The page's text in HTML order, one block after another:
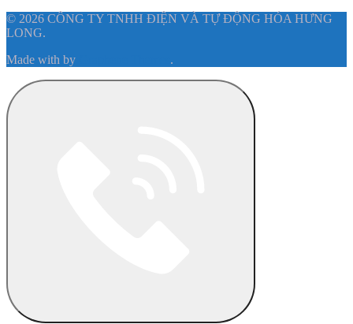
© 2026 CÔNG TY TNHH ĐIỆN VÀ TỰ ĐỘNG HÓA HƯNG
LONG.
Made with by .